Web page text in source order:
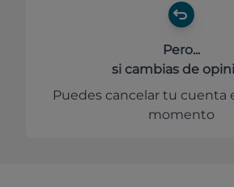
Pero...
si cambias de
Puedes cancelar tu cuenta
momento